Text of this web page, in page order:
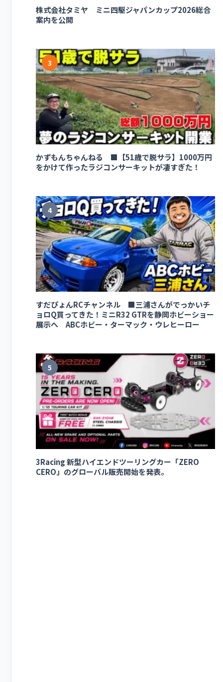
株式会社タミヤ ミニ四駆ジャパンカップ2026総合
案内を公開
3
かずもんちゃんねる ■【51歳で脱サラ】1000万円
をかけて作ったラジコンサーキットが凄すぎた！
4
すだぴょんRCチャンネル ■三浦さんがでっかいチ
ョロQ買ってきた！ミニR32 GTRを静岡ホビーショー
展示へ ABCホビー・ターマック・ウレヒーロー
5
3Racing 新型ハイエンドツーリングカー「ZERO
CERO」のグローバル販売開始を発表。